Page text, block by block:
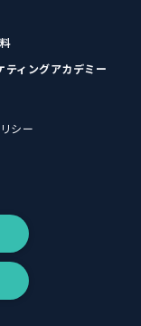
ィングアカデミー
シー